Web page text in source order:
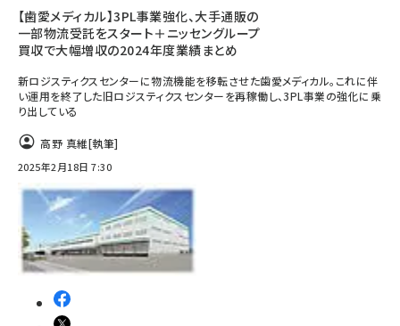
【歯愛メディカル】3PL事業強化、大手通販の
一部物流受託をスタート＋ニッセングループ
買収で大幅増収の2024年度業績まとめ
新ロジスティクスセンターに物流機能を移転させた歯愛メディカル。これに伴
い運用を終了した旧ロジスティクスセンターを再稼働し、3PL事業の強化に乗
り出している
高野 真維[執筆]
2025年2月18日 7:30